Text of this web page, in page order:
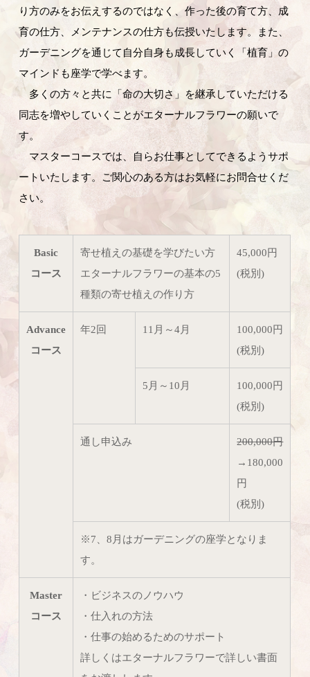
り方のみをお伝えするのではなく、作った後の育て方、成
育の仕方、メンテナンスの仕方も伝授いたします。また、
ガーデニングを通じて自分自身も成長していく「植育」の
マインドも座学で学べます。
多くの方々と共に「命の大切さ」を継承していただける
同志を増やしていくことがエターナルフラワーの願いで
す。
マスターコースでは、自らお仕事としてできるようサポ
ートいたします。ご関心のある方はお気軽にお問合せくだ
さい。
Basic
コース
寄せ植えの基礎を学びたい方
エターナルフラワーの基本の5
種類の寄せ植えの作り方
45,000円
(税別)
Advance
コース
年2回 11月～4月
100,000円
(税別)
5月～10月
100,000円
(税別)
通し申込み
200,000円
→180,000
円
(税別)
※7、8月はガーデニングの座学となりま
す。
Master
コース
・ビジネスのノウハウ
・仕入れの方法
・仕事の始めるためのサポート
詳しくはエターナルフラワーで詳しい書面